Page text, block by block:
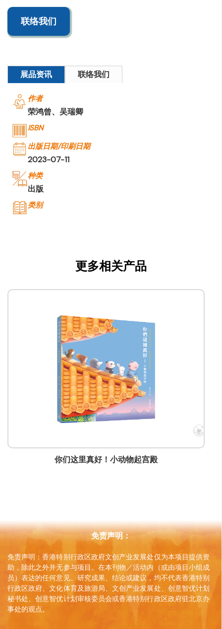
联络我们
展品资讯 联络我们
作者
荣鸿曾、吴瑞卿
ISBN
出版日期/印刷日期
2023-07-11
种类
出版
类别
公司商务/版权联络人姓名
副经理 - 营销及市务
wfcheung@jointpublishing.com
(852) 21387843
(852) 28455249
通讯地址
更多相关产品
你们这里真好！小动物起宫殿
免责声明：
免责声明：香港特别行政区政府文创产业发展处仅为本项目提供资
助，除此之外并无参与项目。在本刊物／活动内（或由项目小组成
员）表达的任何意见、研究成果、结论或建议，均不代表香港特别
行政区政府、文化体育及旅游局、文创产业发展处、创意智优计划
秘书处、创意智优计划审核委员会或香港特别行政区政府驻北京办
事处的观点。